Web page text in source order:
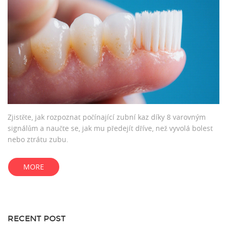
Zjistěte, jak rozpoznat počínající zubní kaz díky 8 varovným
signálům a naučte se, jak mu předejít dříve, než vyvolá bolest
nebo ztrátu zubu.
MORE
RECENT POST